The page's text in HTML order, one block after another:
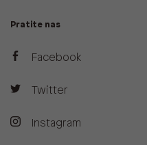
Pratite nas
Facebook
Twitter
Instagram